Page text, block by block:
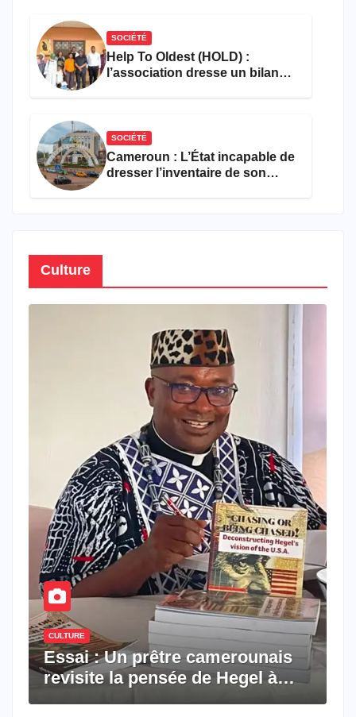
SOCIÉTÉ
Help To Oldest (HOLD) :
l’association dresse un bilan
SOCIÉTÉ
Cameroun : L’État incapable de
dresser l’inventaire de son
Culture
CULTURE
Essai : Un prêtre camerounais
revisite la pensée de Hegel à